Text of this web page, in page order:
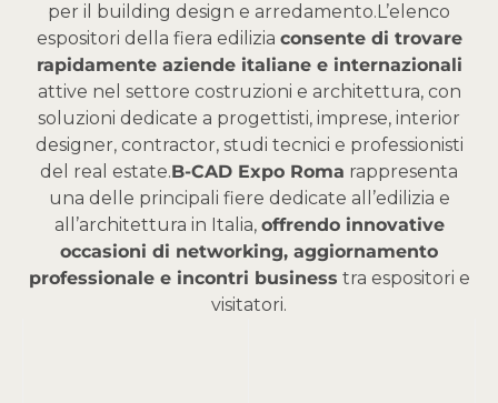
per il building design e arredamento. L’elenco
espositori della fiera edilizia consente di trovare
rapidamente aziende italiane e internazionali
attive nel settore costruzioni e architettura, con
soluzioni dedicate a progettisti, imprese, interior
designer, contractor, studi tecnici e professionisti
del real estate.B-CAD Expo Roma rappresenta
una delle principali fiere dedicate all’edilizia e
all’architettura in Italia, offrendo innovative
occasioni di networking, aggiornamento
professionale e incontri business tra espositori e
visitatori.